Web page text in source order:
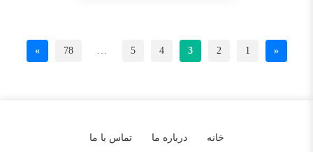
«
1
2
3
4
5
…
78
»
خانه درباره ما تماس با ما